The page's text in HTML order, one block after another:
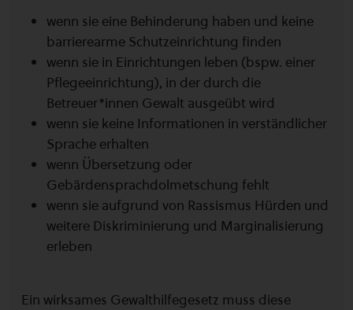
wenn sie eine Behinderung haben und keine
barrierearme Schutzeinrichtung finden
wenn sie in Einrichtungen leben (bspw. einer
Pflegeeinrichtung), in der durch die
Betreuer*innen Gewalt ausgeübt wird
wenn sie keine Informationen in verständlicher
Sprache erhalten
wenn Übersetzung oder
Gebärdensprachdolmetschung fehlt
wenn sie aufgrund von Rassismus Hürden und
weitere Diskriminierung und Marginalisierung
erleben
Ein wirksames Gewalthilfegesetz muss diese